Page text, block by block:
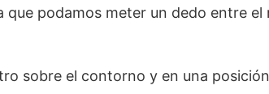
podamos meter un dedo entre
sobre el contorno y en una